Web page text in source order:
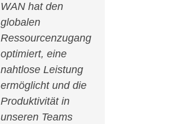
WAN hat den
globalen
Ressourcenzugang
optimiert, eine
nahtlose Leistung
ermöglicht und die
Produktivität in
unseren Teams